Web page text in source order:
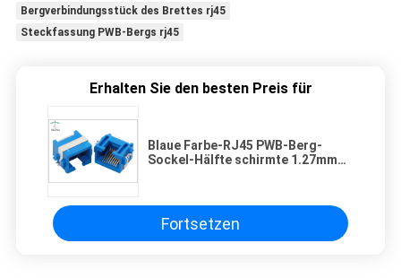
Bergverbindungsstück des Brettes rj45
Steckfassung PWB-Bergs rj45
Erhalten Sie den besten Preis für
Blaue Farbe-RJ45 PWB-Berg-
Sockel-Hälfte schirmte 1.27mm
Fortsetzen